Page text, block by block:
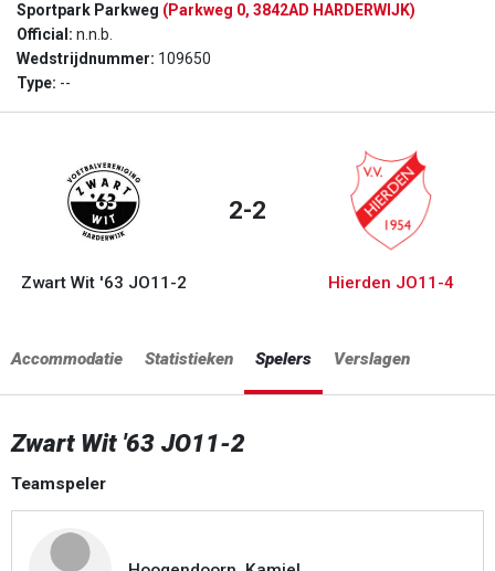
Sportpark Parkweg (Parkweg 0, 3842AD HARDERWIJK)
Official: n.n.b.
Wedstrijdnummer: 109650
Type: --
Zwart Wit '63 JO11-2
2-2
Hierden JO11-4
Accommodatie Statistieken Spelers Verslagen
Zwart Wit '63 JO11-2
Teamspeler